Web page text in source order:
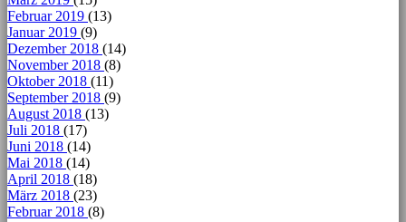
Februar 2019 (13)
Januar 2019 (9)
Dezember 2018 (14)
November 2018 (8)
Oktober 2018 (11)
September 2018 (9)
August 2018 (13)
Juli 2018 (17)
Juni 2018 (14)
Mai 2018 (14)
April 2018 (18)
März 2018 (23)
Februar 2018 (8)